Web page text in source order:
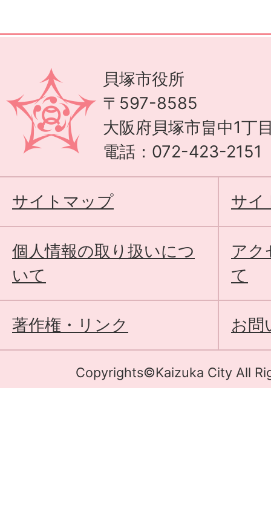
貝塚市役所
〒597-8585
大阪府貝塚市畠中1丁
電話：072-423-2151
サイトマップ サイ
個人情報の取り扱いにつ
いて
アク
て
著作権・リンク お問
Copyrights©Kaizuka City All